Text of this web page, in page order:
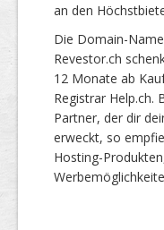
an den
Die Domain-
Revestor.ch
12 Monate ab
Registrar Help.ch.
Partner, der dir
erweckt, so
Hosting-